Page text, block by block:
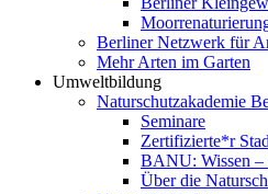
Berliner Netzwerk für
Mehr Arten im Garten
Umweltbildung
Naturschutzakademie
Seminare
Zertifizierte*r
BANU: Wissen –
Über die